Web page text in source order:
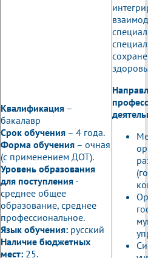
Квалификация –
бакалавр
Срок обучения – 4 года.
Форма обучения – очная
(с применением ДОТ).
Уровень образования
для поступления -
среднее общее
образование, среднее
профессиональное.
Язык обучения: русский
Наличие бюджетных
мест: 25.